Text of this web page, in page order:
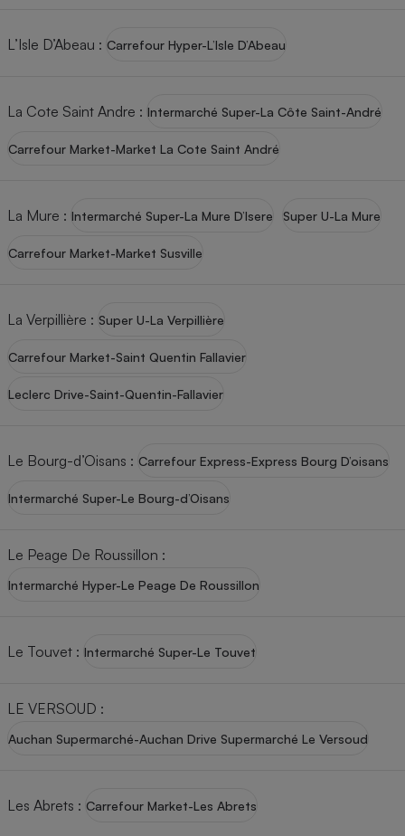
L’Isle D’Abeau : Carrefour Hyper-L’Isle D’Abeau
La Cote Saint Andre : Intermarché Super-La Côte Saint-André
Carrefour Market-Market La Cote Saint André
La Mure : Intermarché Super-La Mure D’Isere Super U-La Mure
Carrefour Market-Market Susville
La Verpillière : Super U-La Verpillière
Carrefour Market-Saint Quentin Fallavier
Leclerc Drive-Saint-Quentin-Fallavier
Le Bourg-d’Oisans : Carrefour Express-Express Bourg D’oisans
Intermarché Super-Le Bourg-d’Oisans
Le Peage De Roussillon :
Intermarché Hyper-Le Peage De Roussillon
Le Touvet : Intermarché Super-Le Touvet
LE VERSOUD :
Auchan Supermarché-Auchan Drive Supermarché Le Versoud
Les Abrets : Carrefour Market-Les Abrets